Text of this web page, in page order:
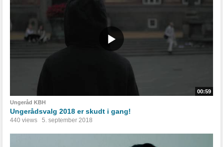
00:59
Ungeråd KBH
Ungerådsvalg 2018 er skudt i gang!
440 views 5. september 2018